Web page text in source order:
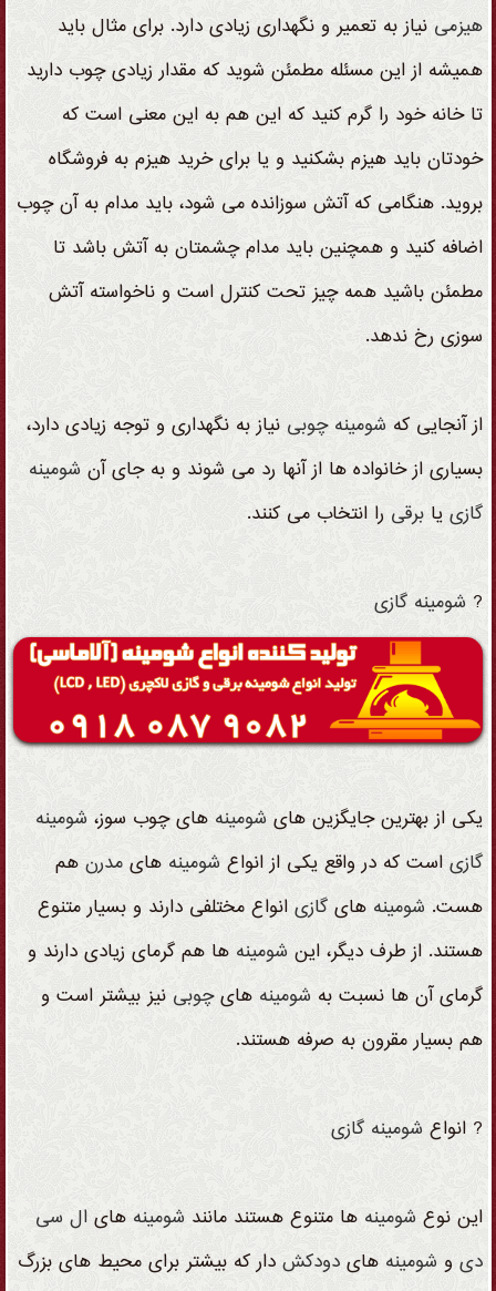
هیزمی نیاز به تعمیر و نگهداری زیادی دارد. برای مثال باید
همیشه از این مسئله مطمئن شوید که مقدار زیادی چوب دارید
تا خانه خود را گرم کنید که این هم به این معنی است که
خودتان باید هیزم بشکنید و یا برای خرید هیزم به فروشگاه
بروید. هنگامی که آتش سوزانده می شود، باید مدام به آن چوب
اضافه کنید و همچنین باید مدام چشمتان به آتش باشد تا
مطمئن باشید همه چیز تحت کنترل است و ناخواسته آتش
سوزی رخ ندهد.
از آنجایی که شومینه چوبی نیاز به نگهداری و توجه زیادی دارد،
بسیاری از خانواده ها از آنها رد می شوند و به جای آن شومینه
گازییا برقی را انتخاب می کنند.
? شومینه گازی
یکی از بهترین جایگزین های شومینه های چوب سوز، شومینه
گازیاست که در واقع یکی از انواع شومینه های مدرنهم
هست. شومینه های گازیانواع مختلفی دارند و بسیار متنوع
هستند. از طرف دیگر، این شومینه ها هم گرمای زیادی دارند و
گرمای آن ها نسبت به شومینه هایچوبی نیز بیشتر است و
هم بسیار مقرون به صرفه هستند.
? انواع شومینه گازی
این نوع شومینه ها متنوع هستند مانند شومینه های ال سی
دیو شومینه های دودکشدار که بیشتر برای محیط های بزرگ